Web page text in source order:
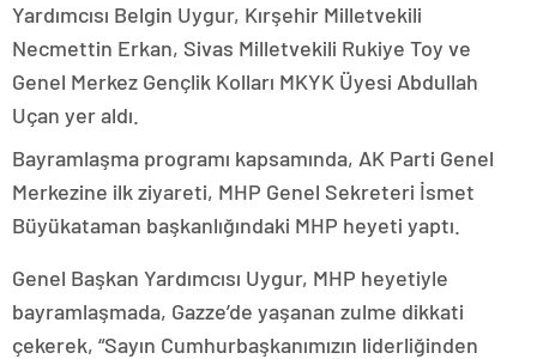
Yardımcısı Belgin Uygur, Kırşehir Milletvekili
Necmettin Erkan, Sivas Milletvekili Rukiye Toy ve
Genel Merkez Gençlik Kolları MKYK Üyesi Abdullah
Uçan yer aldı.
Bayramlaşma programı kapsamında, AK Parti Genel
Merkezine ilk ziyareti, MHP Genel Sekreteri İsmet
Büyükataman başkanlığındaki MHP heyeti yaptı.
Genel Başkan Yardımcısı Uygur, MHP heyetiyle
bayramlaşmada, Gazze’de yaşanan zulme dikkati
çekerek, “Sayın Cumhurbaşkanımızın liderliğinden